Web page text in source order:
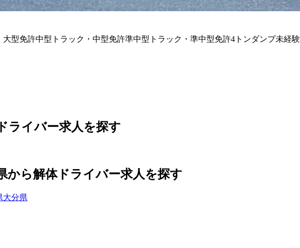
大型免許中型トラック・中型免許準中型トラック・準中型免許4トンダンプ未経
ライバー求人を探す
から解体ドライバー求人を探す
大分県